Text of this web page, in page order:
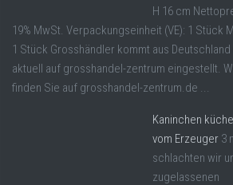
H 16 cm
19% MwSt. Verpackungseinheit (VE): 1 Stück
1 Stück Grosshändler kommt aus
aktuell auf grosshandel-zentrum eingestellt.
finden Sie auf grosshandel-zentrum.de ...
Kaninchen
vom Erzeuger 3
schlachten wir
zugelassenen